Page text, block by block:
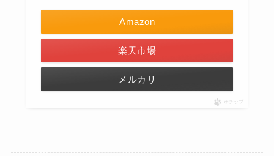
Amazon
楽天市場
メルカリ
ポチップ